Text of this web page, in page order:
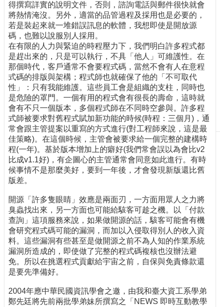
關
於
我
們
出
版
刊
物
校
務
服
務
專
題
報
技
術
論
壇
產
業
欄
得撰寫詳實的說明文件，否則，諮詢電話與郵件很快就會
將熱情淹沒。另外，適當的品管過程及採用也是必要的，
若是裝起來就一堆錯誤訊息的軟體，我想即使是開放源
碼，也難以說服別人採用。
在有限的人力與緊迫的時程壓力下，我們明白許多程式都
是趕出來的，只是可以執行，不具「他人」可維護性。在
那個時代，客戶通常不會要程式碼，當然不會有人在意程
式碼的排版與架構；程式師也就確保了他的「不可取代
性」：只有我能維護。這些員工會是組織的支柱，同時也
是危險的罩門。一個有用的程式會有很長的壽命，這時就
會有不只一個版本，多個程式師在不同時空參與。許多程
式師被要求對舊程式賦加新功能的時候(時程：三個月)，通
常會跟主管提案以重寫的方式進行(對工程師來說，這是最
佳策略)。在這個時候，主管會被要求給一個完整的建構時
程(一年)。基於版本增加上的癖好(我們常會誤以為會比v2
比成v1.1好)，有企圖心的主管通常會同意如此進行。有時
候事情不是那麼美好，要到一年後，才會發現新版還比舊
版差。
開源「許多隻眼睛」效應是兩面刃，一方面用眾人之力將
臭蟲找出來，另一方面也可能給駭客可趁之機。以「付款
查詢」這項服務來說，如果做開源的話，駭客可能會有機
會研究程式碼可能的漏洞，而加以入侵取得別人的收入資
料。這些漏洞有些甚至是做開源之前不為人知的作業系統
漏洞所造成的，即使做了完整的程式碼複核也沒辦法避
免。所以在挑選程式貢獻給宇宙之前，自保與免責條款還
是要先準備好。
2004年應中華民國資訊學會之邀，由我和臺大資工系學弟
鄭先廷將先前兩批學弟妹所撰寫之「NEWS 即時互動教學